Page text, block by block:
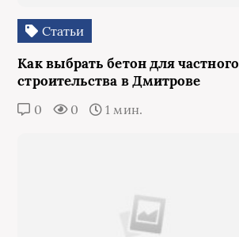
Статьи
Как выбрать бетон для частного
строительства в Дмитрове
0 0 1 мин.